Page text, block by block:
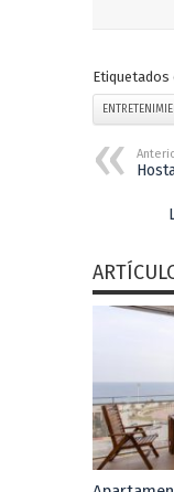
Etiquetados